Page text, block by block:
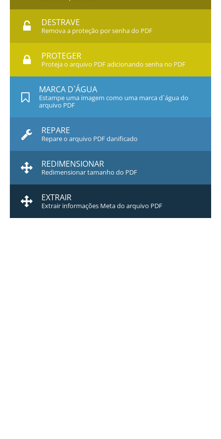
DESTRAVE
Remova a proteção por senha do PDF
PROTEGER
Proteja o arquivo PDF adicionando senha no PDF
MARCA D`ÁGUA
Estampe uma imagem como uma marca d`água do
arquivo PDF
REPARE
Repare o arquivo PDF danificado
REDIMENSIONAR
Redimensionar tamanho do PDF
EXTRAIR
Extrair informações Meta do arquivo PDF